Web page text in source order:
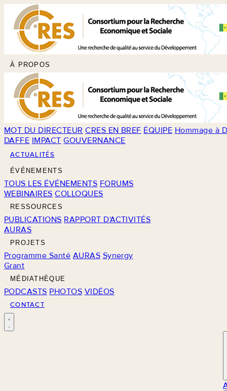
À PROPOS
MOT DU DIRECTEUR CRES EN BREF ÉQUIPE Hommage à
DAFFE IMPACT GOUVERNANCE
ACTUALITÉS
ÉVÉNEMENTS
TOUS LES ÉVÉNEMENTS FORUMS
WEBINAIRES COLLOQUES
RESSOURCES
PUBLICATIONS RAPPORT D'ACTIVITÉS
AURAS
PROJETS
Programme Santé AURAS Synergy
Grant
MÉDIATHÈQUE
PODCASTS PHOTOS VIDÉOS
CONTACT